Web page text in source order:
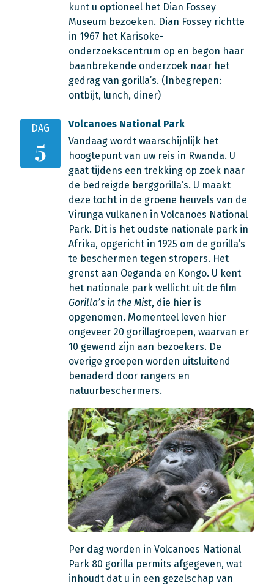
kunt u optioneel het Dian Fossey
Museum bezoeken. Dian Fossey richtte
in 1967 het Karisoke-
onderzoekscentrum op en begon haar
baanbrekende onderzoek naar het
gedrag van gorilla’s. (Inbegrepen:
ontbijt, lunch, diner)
DAG
5
Volcanoes National Park
Vandaag wordt waarschijnlijk het
hoogtepunt van uw reis in Rwanda. U
gaat tijdens een trekking op zoek naar
de bedreigde berggorilla’s. U maakt
deze tocht in de groene heuvels van de
Virunga vulkanen in Volcanoes National
Park. Dit is het oudste nationale park in
Afrika, opgericht in 1925 om de gorilla’s
te beschermen tegen stropers. Het
grenst aan Oeganda en Kongo. U kent
het nationale park wellicht uit de film
Gorilla’s in the Mist, die hier is
opgenomen. Momenteel leven hier
ongeveer 20 gorillagroepen, waarvan er
10 gewend zijn aan bezoekers. De
overige groepen worden uitsluitend
benaderd door rangers en
natuurbeschermers.
Per dag worden in Volcanoes National
Park 80 gorilla permits afgegeven, wat
inhoudt dat u in een gezelschap van